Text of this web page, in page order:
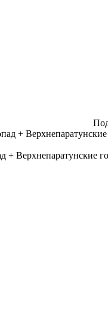
+ Верхнепаратунские